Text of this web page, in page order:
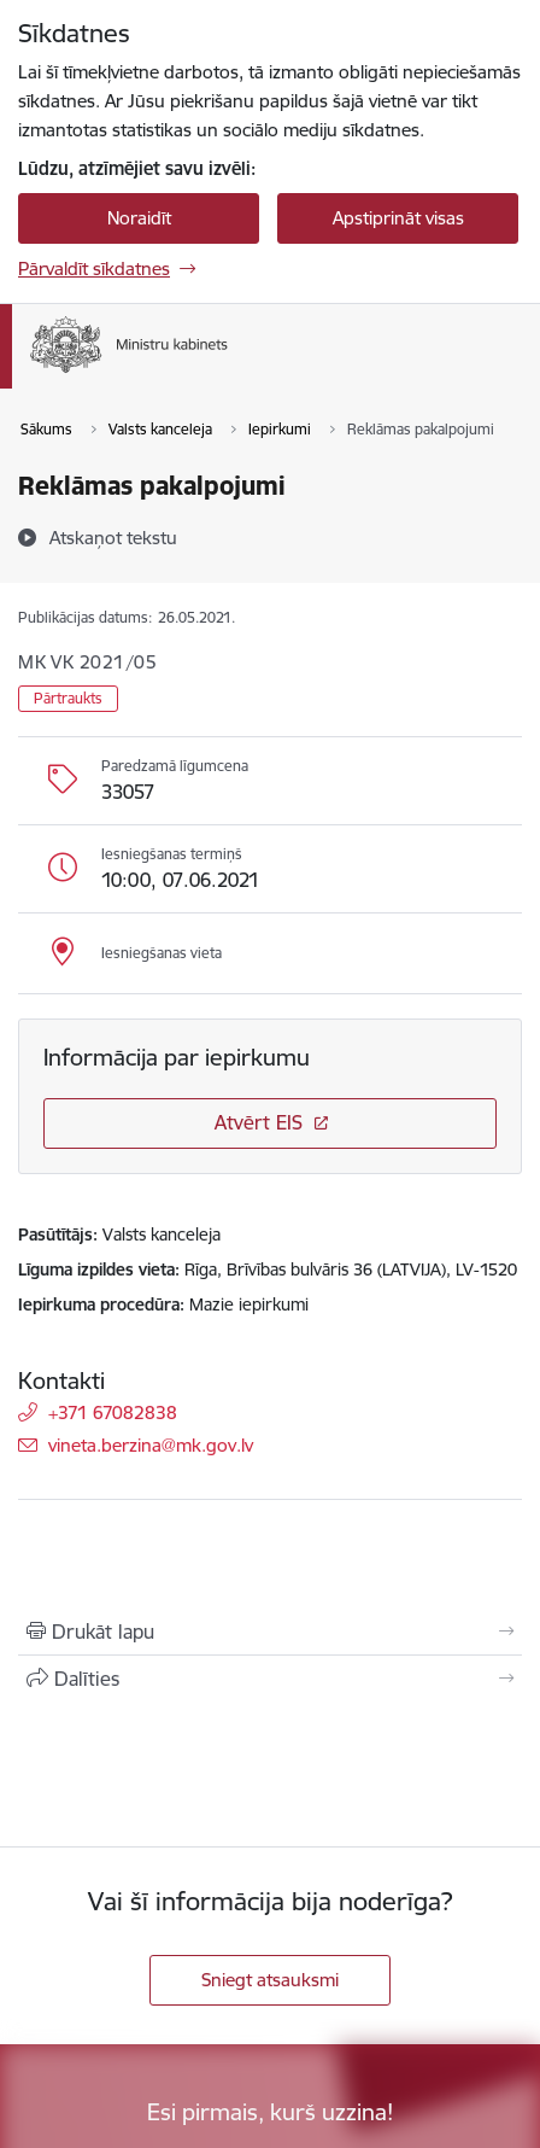
Sīkdatnes
Lai šī tīmekļvietne darbotos, tā izmanto obligāti nepieciešamās
sīkdatnes. Ar Jūsu piekrišanu papildus šajā vietnē var tikt
izmantotas statistikas un sociālo mediju sīkdatnes.
Lūdzu, atzīmējiet savu izvēli:
Noraidīt Apstiprināt visas
Pārvaldīt sīkdatnes
Sākums Valsts kanceleja Iepirkumi Reklāmas pakalpojumi
Reklāmas pakalpojumi
Atskaņot tekstu
Publikācijas datums: 26.05.2021.
MK VK 2021/05
Pārtraukts
Paredzamā līgumcena
33057
Iesniegšanas termiņš
10:00, 07.06.2021
Iesniegšanas vieta
Informācija par iepirkumu
Atvērt EIS
Pasūtītājs Valsts kanceleja
Līguma izpildes vieta Rīga, Brīvības bulvāris 36 (LATVIJA), LV-1520
Iepirkuma procedūra Mazie iepirkumi
Kontakti
+371 67082838
E-pasts:
vineta.berzina@mk.gov.lv
Drukāt lapu
Dalīties
Vai šī informācija bija noderīga?
Sniegt atsauksmi
Esi pirmais, kurš uzzina!